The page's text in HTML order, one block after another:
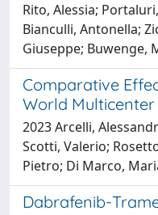
Rito, Alessia;
Bianculli, Antonella;
Giuseppe; Buwenge,
Comparative
World Multicenter
2023 Arcelli,
Scotti, Valerio;
Pietro; Di Marco,
Dabrafenib-